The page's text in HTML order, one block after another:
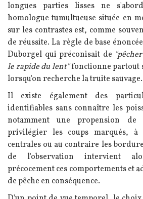
longues parties lisses ne
homologue tumultueuse située en
sur les contrastes est, comme
de réussite. La règle de base
Duborgel qui préconisait de
le rapide du lent"fonctionne partout
lorsqu'on recherche la truite sauvage.
Il existe également des
identifiables sans connaître les
notamment une propension
privilégier les coups marqués, à
centrales ou au contraire les
de l'observation intervient
précocement ces comportements et
de pêche en conséquence.